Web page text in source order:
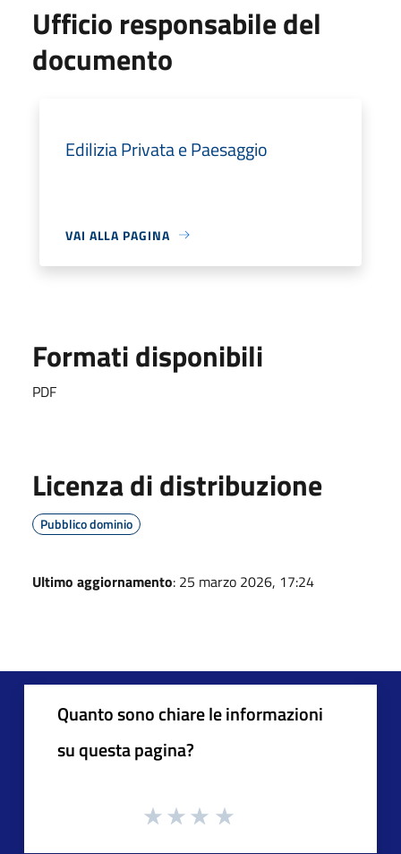
Ufficio responsabile del
documento
Edilizia Privata e Paesaggio
VAI ALLA PAGINA
Formati disponibili
PDF
Licenza di distribuzione
Pubblico dominio
Ultimo aggiornamento: 25 marzo 2026, 17:24
Quanto sono chiare le informazioni
su questa pagina?